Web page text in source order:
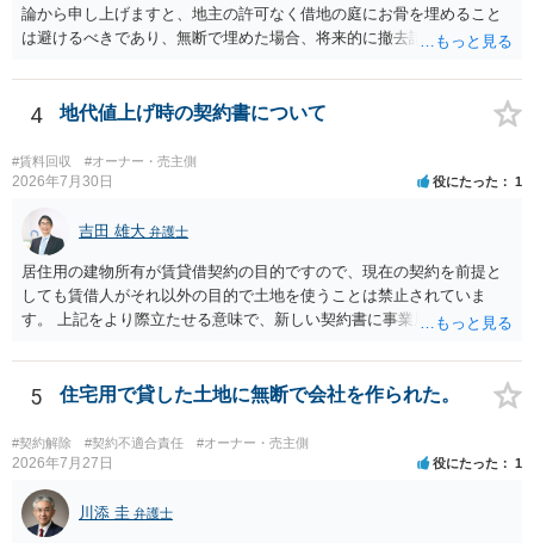
論から申し上げますと、地主の許可なく借地の庭にお骨を埋めること
は避けるべきであり、無断で埋めた場合、将来的に撤去請求や退去時
上、自分のペットの遺骨を埋める行為自体は墓地埋葬法違反や不法投
棄には該当しないため、犯罪になるわけではありません。しかし、建
ります。そのため、地主に無断でお骨を埋める行為は、他人の所有権
を侵害する行為や、借地人としての善管注意義務違反とみなされる可
事前に地主へ相談して許可を得るか、土地に直接埋めずに大きめの鉢
植え等で供養する「プランター葬」や、ペット霊園等への納骨を検討
されるのが確実かと思います。
4 地代値上げ時の契約書について
#賃料回収 #オーナー・売主側
2026年7月30日 役にたった 1
吉田 雄大 弁護士
居住用の建物所有が賃貸借契約の目的ですので、現在の契約を前提と
しても賃借人がそれ以外の目的で土地を使うことは禁止されていま
す。 上記をより際立たせる意味で、新しい契約書に事業用として用い
交渉である以上賃借人が拒んだ場合には入りませんが、提案するのは
良い方法と思います。
5 住宅用で貸した土地に無断で会社を作られた。
#契約解除 #契約不適合責任 #オーナー・売主側
2026年7月27日 役にたった 1
川添 圭 弁護士